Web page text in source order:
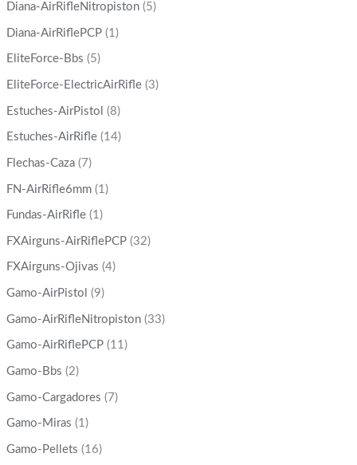
Diana-AirRifleNitropiston (5)
Diana-AirRiflePCP (1)
EliteForce-Bbs (5)
EliteForce-ElectricAirRifle (3)
Estuches-AirPistol (8)
Estuches-AirRifle (14)
Flechas-Caza (7)
FN-AirRifle6mm (1)
Fundas-AirRifle (1)
FXAirguns-AirRiflePCP (32)
FXAirguns-Ojivas (4)
Gamo-AirPistol (9)
Gamo-AirRifleNitropiston (33)
Gamo-AirRiflePCP (11)
Gamo-Bbs (2)
Gamo-Cargadores (7)
Gamo-Miras (1)
Gamo-Pellets (16)